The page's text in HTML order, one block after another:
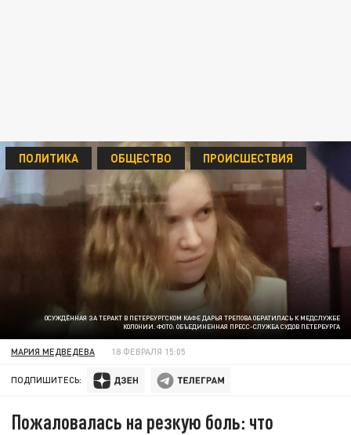
ОСУЖДЁННАЯ ЗА ТЕРАКТ В ПЕТЕРБУРГСКОМ КАФЕ ДАРЬЯ ТРЕПОВА ОБРАТИЛАСЬ К МЕДСЛУЖБЕ
КОЛОНИИ. ФОТО: ОБЪЕДИНЕННАЯ ПРЕСС-СЛУЖБА СУДОВ ПЕТЕРБУРГА
ПОЛИТИКА ОБЩЕСТВО ПРОИСШЕСТВИЯ
МАРИЯ МЕДВЕДЕВА 18 ФЕВРАЛЯ 15:05
ПОДПИШИТЕСЬ:
Пожаловалась на резкую боль: что